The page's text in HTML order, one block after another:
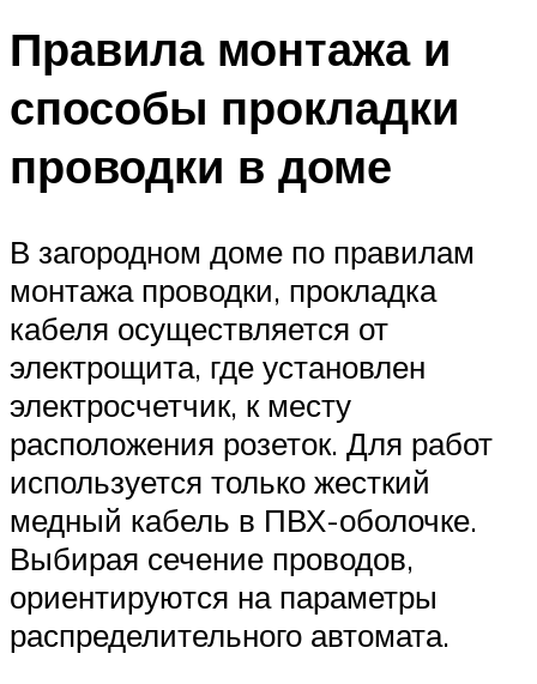
Правила монтажа и
способы прокладки
проводки в доме
В загородном доме по правилам
монтажа проводки, прокладка
кабеля осуществляется от
электрощита, где установлен
электросчетчик, к месту
расположения розеток. Для работ
используется только жесткий
медный кабель в ПВХ-оболочке.
Выбирая сечение проводов,
ориентируются на параметры
распределительного автомата.